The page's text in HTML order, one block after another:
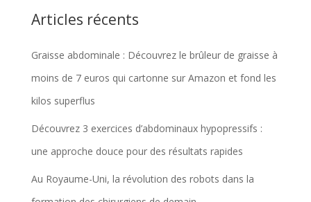
Articles récents
Graisse abdominale : Découvrez le brûleur de graisse à
moins de 7 euros qui cartonne sur Amazon et fond les
kilos superflus
Découvrez 3 exercices d’abdominaux hypopressifs :
une approche douce pour des résultats rapides
Au Royaume-Uni, la révolution des robots dans la